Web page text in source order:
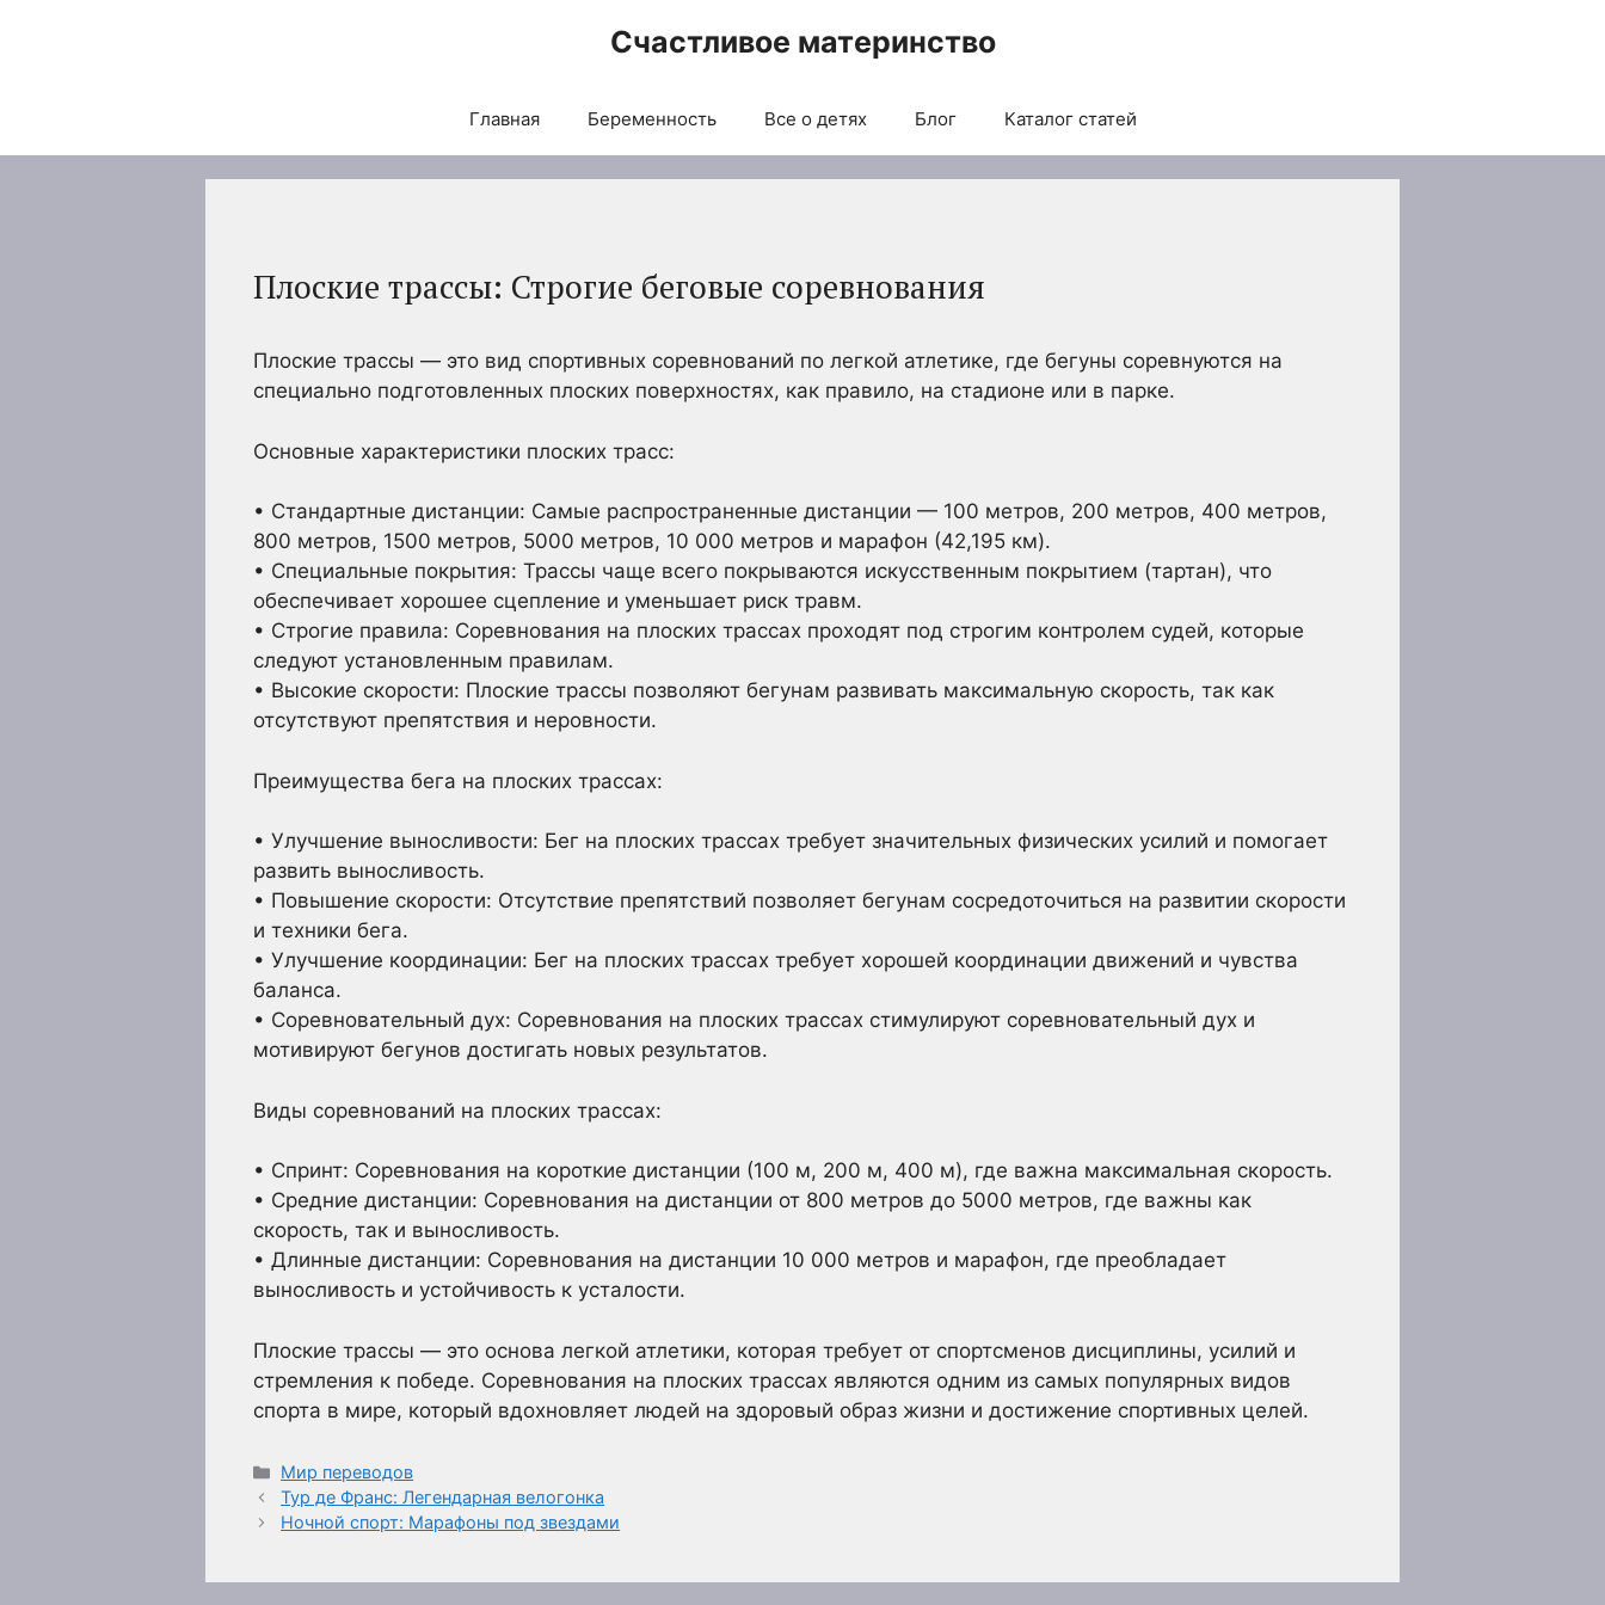
Счастливое материнство
Главная Беременность Все о детях Блог Каталог статей
Плоские трассы: Строгие беговые соревнования
Плоские трассы — это вид спортивных соревнований по легкой атлетике, где бегуны соревнуются на
специально подготовленных плоских поверхностях, как правило, на стадионе или в парке.
Основные характеристики плоских трасс:
• Стандартные дистанции: Самые распространенные дистанции — 100 метров, 200 метров, 400 метров,
800 метров, 1500 метров, 5000 метров, 10 000 метров и марафон (42,195 км).
• Специальные покрытия: Трассы чаще всего покрываются искусственным покрытием (тартан), что
обеспечивает хорошее сцепление и уменьшает риск травм.
• Строгие правила: Соревнования на плоских трассах проходят под строгим контролем судей, которые
следуют установленным правилам.
• Высокие скорости: Плоские трассы позволяют бегунам развивать максимальную скорость, так как
отсутствуют препятствия и неровности.
Преимущества бега на плоских трассах:
• Улучшение выносливости: Бег на плоских трассах требует значительных физических усилий и помогает
развить выносливость.
• Повышение скорости: Отсутствие препятствий позволяет бегунам сосредоточиться на развитии скорости
и техники бега.
• Улучшение координации: Бег на плоских трассах требует хорошей координации движений и чувства
баланса.
• Соревновательный дух: Соревнования на плоских трассах стимулируют соревновательный дух и
мотивируют бегунов достигать новых результатов.
Виды соревнований на плоских трассах:
• Спринт: Соревнования на короткие дистанции (100 м, 200 м, 400 м), где важна максимальная скорость.
• Средние дистанции: Соревнования на дистанции от 800 метров до 5000 метров, где важны как
скорость, так и выносливость.
• Длинные дистанции: Соревнования на дистанции 10 000 метров и марафон, где преобладает
выносливость и устойчивость к усталости.
Плоские трассы — это основа легкой атлетики, которая требует от спортсменов дисциплины, усилий и
стремления к победе. Соревнования на плоских трассах являются одним из самых популярных видов
спорта в мире, который вдохновляет людей на здоровый образ жизни и достижение спортивных целей.
Рубрики
Мир переводов
Тур де Франс: Легендарная велогонка
Ночной спорт: Марафоны под звездами